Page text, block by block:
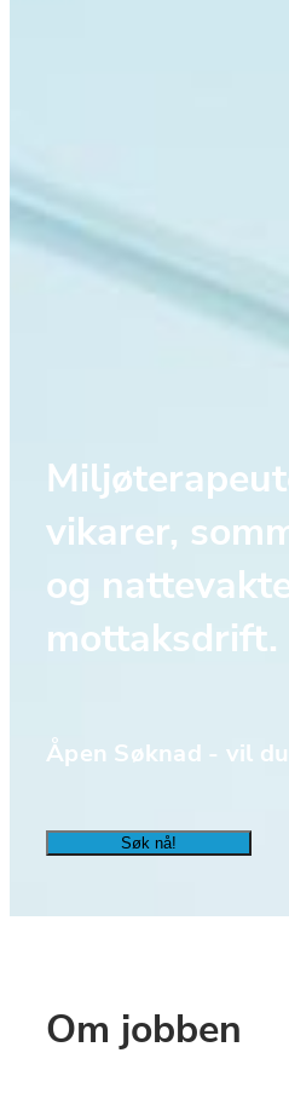
vikarer,
og
mottaksdrift.
Åpen Søknad - vil
Søk nå!
Om jobben